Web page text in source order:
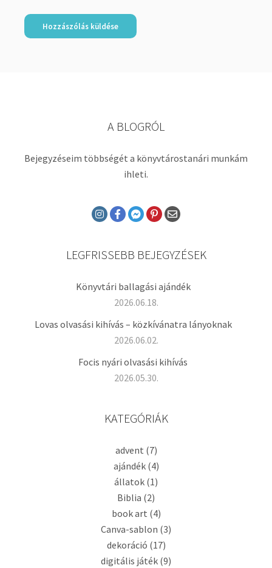
A BLOGRÓL
Bejegyzéseim többségét a könyvtárostanári munkám
ihleti.
LEGFRISSEBB BEJEGYZÉSEK
Könyvtári ballagási ajándék
2026.06.18.
Lovas olvasási kihívás – közkívánatra lányoknak
2026.06.02.
Focis nyári olvasási kihívás
2026.05.30.
KATEGÓRIÁK
advent (7)
ajándék(4)
állatok (1)
Biblia (2)
book art (4)
Canva-sablon (3)
dekoráció (17)
digitális játék (9)